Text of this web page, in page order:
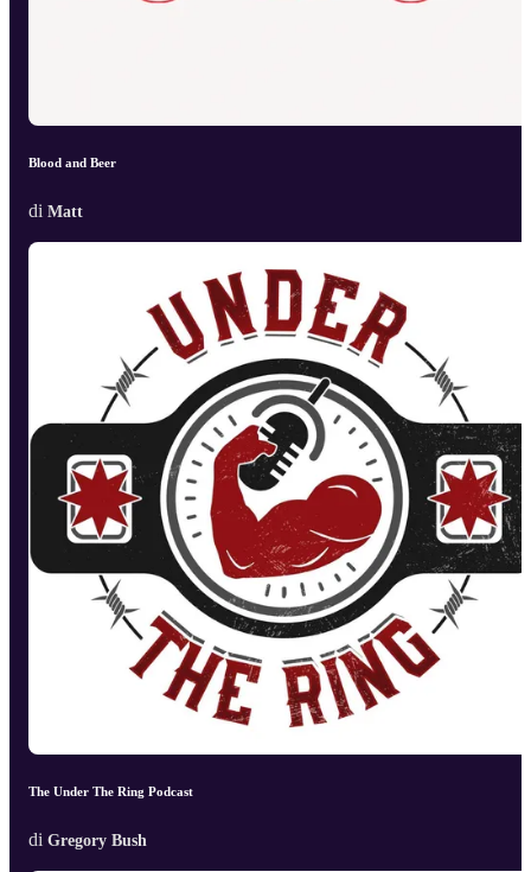
Blood and Beer
di Matt
The Under The Ring Podcast
di Gregory Bush